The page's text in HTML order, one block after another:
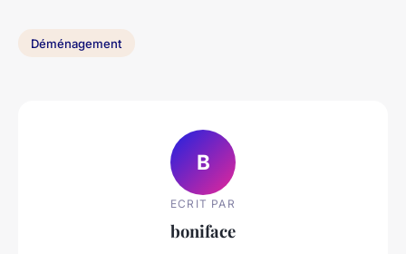
Déménagement
B
ECRIT PAR
boniface